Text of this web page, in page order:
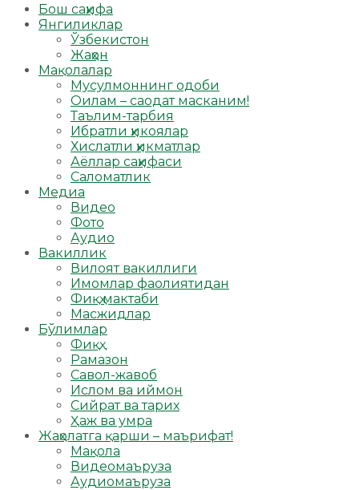
Бош саҳифа
Янгиликлар
Ўзбекистон
Жаҳон
Мақолалар
Мусулмоннинг одоби
Оилам – саодат масканим!
Таълим-тарбия
Ибратли ҳикоялар
Хислатли ҳикматлар
Аёллар саҳифаси
Саломатлик
Медиа
Видео
Фото
Аудио
Вакиллик
Вилоят вакиллиги
Имомлар фаолиятидан
Фиқҳ мактаби
Масжидлар
Бўлимлар
Фиқҳ
Рамазон
Савол-жавоб
Ислом ва иймон
Сийрат ва тарих
Ҳаж ва умра
Жаҳолатга қарши – маърифат!
Мақола
Видеомаъруза
Аудиомаъруза